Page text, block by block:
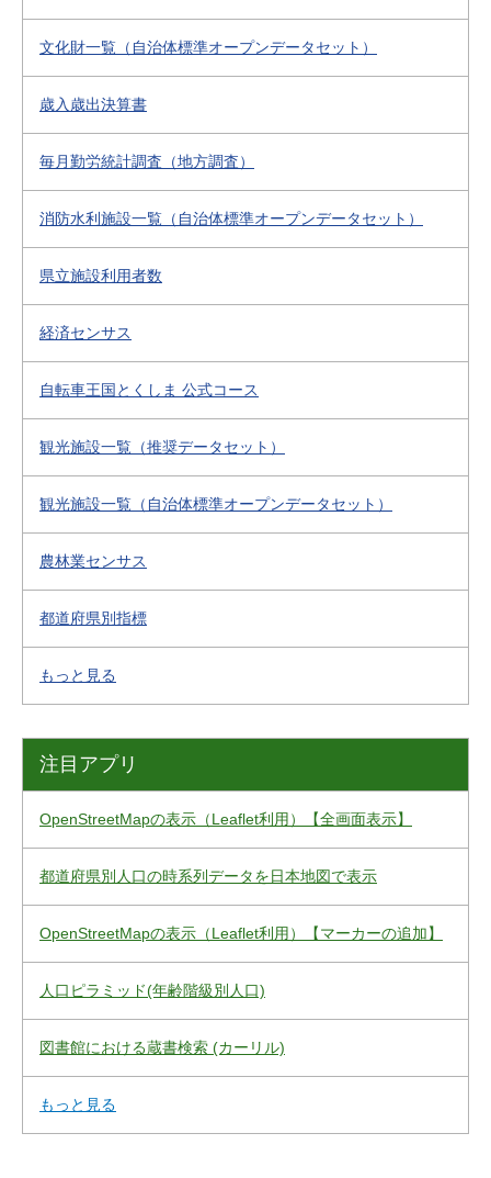
文化財一覧（自治体標準オープンデータセット）
歳入歳出決算書
毎月勤労統計調査（地方調査）
消防水利施設一覧（自治体標準オープンデータセット）
県立施設利用者数
経済センサス
自転車王国とくしま 公式コース
観光施設一覧（推奨データセット）
観光施設一覧（自治体標準オープンデータセット）
農林業センサス
都道府県別指標
もっと見る
注目アプリ
OpenStreetMapの表示（Leaflet利用）【全画面表示】
都道府県別人口の時系列データを日本地図で表示
OpenStreetMapの表示（Leaflet利用）【マーカーの追加】
人口ピラミッド(年齢階級別人口)
図書館における蔵書検索 (カーリル)
もっと見る